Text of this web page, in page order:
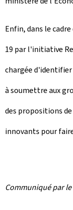
Enfin, dans le
19 par l'initiative
chargée
à soumettre aux
des propositions
innovants pour
Communiqué par